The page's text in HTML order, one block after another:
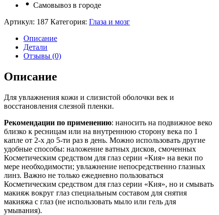
Самовывоз в городе
Артикул: 187 Категория: Глаза и мозг
Описание
Детали
Отзывы (0)
Описание
Для увлажнения кожи и слизистой оболочки век и
восстановления слезной пленки.
Рекомендации по применению: наносить на подвижное веко
близко к ресницам или на внутреннюю сторону века по 1
капле от 2-х до 5-ти раз в день. Можно использовать другие
удобные способы: наложение ватных дисков, смоченных
Косметическим средством для глаз серии «Кия» на веки по
мере необходимости; увлажнение непосредственно глазных
линз. Важно не только ежедневно пользоваться
Косметическим средством для глаз серии «Кия», но и смывать
макияж вокруг глаз специальным составом для снятия
макияжа с глаз (не использовать мыло или гель для
умывания).